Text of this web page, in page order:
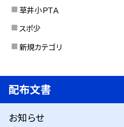
草井小ＰＴＡ
スポ少
新規カテゴリ
配布文書
お知らせ